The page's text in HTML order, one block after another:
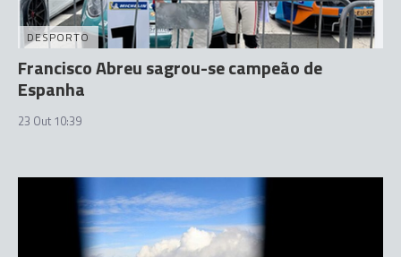
DESPORTO
Francisco Abreu sagrou-se campeão de
Espanha
23 Out 10:39